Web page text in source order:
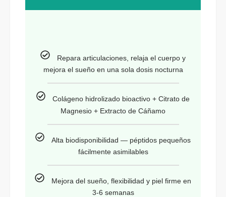
Repara articulaciones, relaja el cuerpo y
mejora el sueño en una sola dosis nocturna
Colágeno hidrolizado bioactivo + Citrato de
Magnesio + Extracto de Cáñamo
Alta biodisponibilidad — péptidos pequeños
fácilmente asimilables
Mejora del sueño, flexibilidad y piel firme en
3-6 semanas